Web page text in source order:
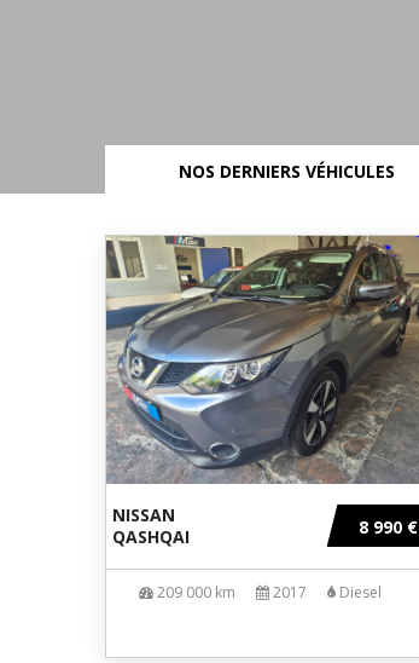
NOS DERNIERS VÉHICULES
8 990 €
NISSAN
QASHQAI
209 000 km 2017 Diesel